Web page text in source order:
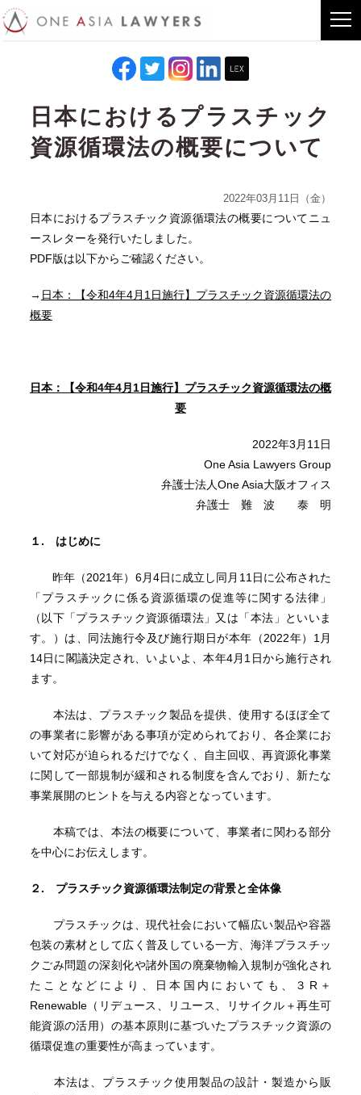
日本におけるプラスチック
資源循環法の概要について
2022年03月11日（金）
日本におけるプラスチック資源循環法の概要についてニュ
ースレターを発行いたしました。
PDF版は以下からご確認ください。
→ 日本：【令和4年4月1日施行】プラスチック資源循環法の
概要
日本：【令和4年4月1日施行】プラスチック資源循環法の概
要
2022年3月11日
One Asia Lawyers Group
弁護士法人One Asia大阪オフィス
弁護士 難 波 泰 明
１. はじめに
昨年（2021年）6月4日に成立し同月11日に公布された
「プラスチックに係る資源循環の促進等に関する法律」
（以下「プラスチック資源循環法」又は「本法」といいま
す。）は、同法施行令及び施行期日が本年（2022年）1月
14日に閣議決定され、いよいよ、本年4月1日から施行され
ます。
本法は、プラスチック製品を提供、使用するほぼ全て
の事業者に影響がある事項が定められており、各企業にお
いて対応が迫られるだけでなく、自主回収、再資源化事業
に関して一部規制が緩和される制度を含んでおり、新たな
事業展開のヒントを与える内容となっています。
本稿では、本法の概要について、事業者に関わる部分
を中心にお伝えします。
２. プラスチック資源循環法制定の背景と全体像
プラスチックは、現代社会において幅広い製品や容器
包装の素材として広く普及している一方、海洋プラスチッ
クごみ問題の深刻化や諸外国の廃棄物輸入規制が強化され
たことなどにより、日本国内においても、３R＋
Renewable（リデュース、リユース、リサイクル＋再生可
能資源の活用）の基本原則に基づいたプラスチック資源の
循環促進の重要性が高まっています。
本法は、プラスチック使用製品の設計・製造から販